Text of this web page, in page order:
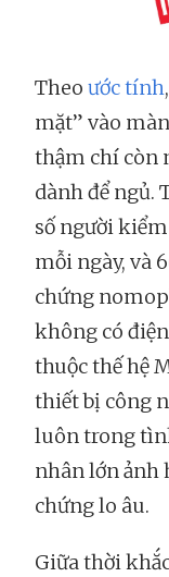
Theo ước tính
mặt” vào
thậm chí còn
dành để ngủ.
số người
mỗi ngày, và
chứng
không có
thuộc thế hệ
thiết bị công
luôn trong
nhân lớn ảnh
chứng lo âu.
Giữa thời